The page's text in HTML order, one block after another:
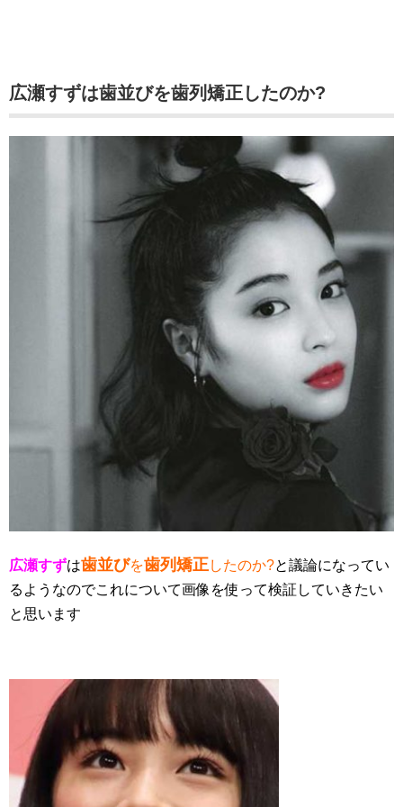
広瀬すずは歯並びを歯列矯正したのか?
広瀬すずは歯並びを歯列矯正したのか?と議論になってい
るようなのでこれについて画像を使って検証していきたい
と思います